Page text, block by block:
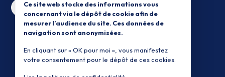
Ce site web stocke des informations vous
concernant via le dépôt de cookie afin de
mesurer l’audience du site. Ces données de
navigation sont anonymisées.
En cliquant sur « OK pour moi », vous manifestez
votre consentement pour le dépôt de ces cookies.